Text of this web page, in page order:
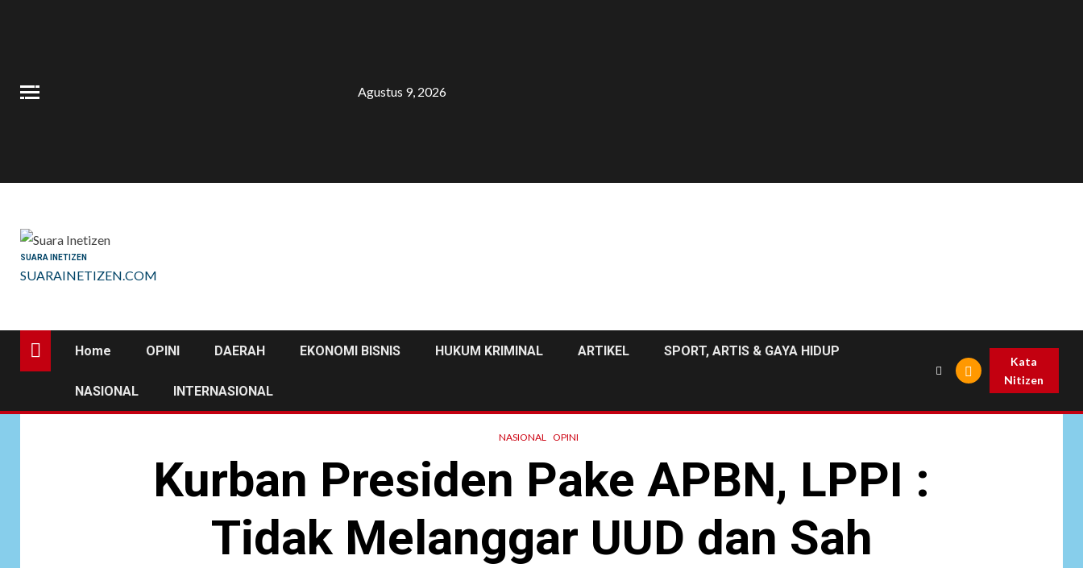
Agustus 9, 2026
SUARA INETIZEN
SUARAINETIZEN.COM
Home OPINI DAERAH EKONOMI BISNIS HUKUM KRIMINAL ARTIKEL SPORT, ARTIS & GAYA HIDUP
NASIONAL INTERNASIONAL
Kata
Nitizen
NASIONAL OPINI
Kurban Presiden Pake APBN, LPPI :
Tidak Melanggar UUD dan Sah